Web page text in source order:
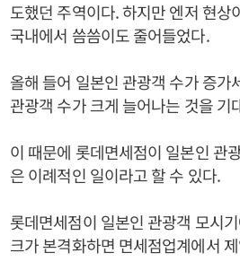
도했던 주역이다. 하지만 엔저 현
국내에서 씀씀이도 줄어들었다.
올해 들어 일본인 관광객 수가 증
관광객 수가 크게 늘어나는 것을 기
이 때문에 롯데면세점이 일본인 관
은 이례적인 일이라고 할 수 있다.
롯데면세점이 일본인 관광객 모시
크가 본격화하면 면세점업계에서